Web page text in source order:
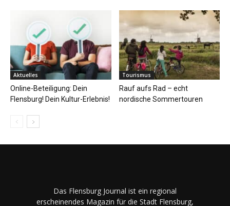
Aktuelles
Online-Beteiligung: Dein
Flensburg! Dein Kultur-Erlebnis!
Tourismus
Rauf aufs Rad – echt
nordische Sommertouren
Das Flensburg Journal ist ein regional
erscheinendes Magazin für die Stadt Flensburg,